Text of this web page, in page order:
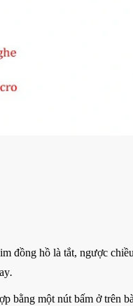
đồng hồ là tắt, ngược
.
bằng một nút bấm ở trên